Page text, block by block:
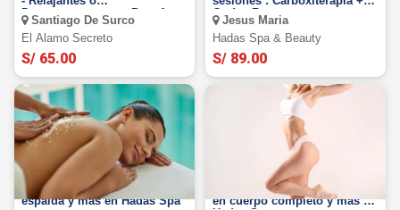
Descontracturantes Para 1
Persona en El Álamo Secreto
Santiago De Surco
El Alamo Secreto
S/ 65.00
Ondas Rusas +
Jesus Maria
Hadas Spa & Beauty
S/ 89.00
Exfoliación y aclaramiento de
espalda y más en Hadas Spa
10 Visitas de Caboxiterapia
en cuerpo completo y más en